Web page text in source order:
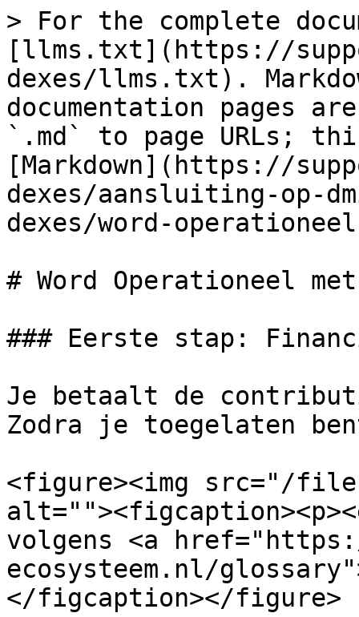
> For the complete
[llms.txt](https://
dexes/llms.txt).
documentation pages
`.md` to page URLs;
[Markdown](https://
dexes/aansluiting-op-
dexes/word-
# Word Operationeel
### Eerste stap:
Je betaalt de
Zodra je toegelaten
<figure><img src="/
volgens <a
ecosysteem.nl/
</figcaption></figure>